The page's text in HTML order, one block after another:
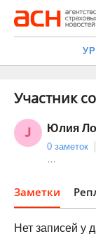
Участник
Юлия
0 заметок
…
Заметки
Нет записей у